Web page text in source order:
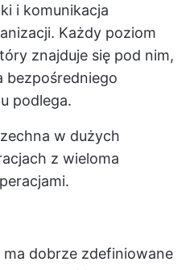
i komunikacja
Każdy poziom
znajduje się pod nim,
bezpośredniego
podlega.
w dużych
z wieloma
dobrze zdefiniowane